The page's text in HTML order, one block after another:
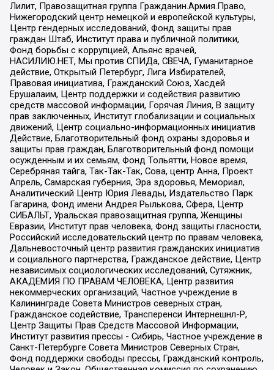
Лилит, Правозащитная группа Гражданин.Армия.Право,
Нижегородский центр немецкой и европейской культуры,
Центр гендерных исследований, Фонд защиты прав
граждан Штаб, Институт права и публичной политики,
Фонд борьбы с коррупцией, Альянс врачей,
НАСИЛИЮ.НЕТ, Мы против СПИДа, СВЕЧА, Гуманитарное
действие, Открытый Петербург, Лига Избирателей,
Правовая инициатива, Гражданский Союз, Хасдей
Ерушалаим, Центр поддержки и содействия развитию
средств массовой информации, Горячая Линия, В защиту
прав заключенных, Институт глобализации и социальных
движений, Центр социально-информационных инициатив
Действие, Благотворительный фонд охраны здоровья и
защиты прав граждан, Благотворительный фонд помощи
осужденным и их семьям, Фонд Тольятти, Новое время,
Серебряная тайга, Так-Так-Так, Сова, центр Анна, Проект
Апрель, Самарская губерния, Эра здоровья, Мемориал,
Аналитический Центр Юрия Левады, Издательство Парк
Гагарина, Фонд имени Андрея Рылькова, Сфера, Центр
СИБАЛЬТ, Уральская правозащитная группа, Женщины
Евразии, Институт прав человека, Фонд защиты гласности,
Российский исследовательский центр по правам человека,
Дальневосточный центр развития гражданских инициатив
и социального партнерства, Гражданское действие, Центр
независимых социологических исследований, Сутяжник,
АКАДЕМИЯ ПО ПРАВАМ ЧЕЛОВЕКА, Центр развития
некоммерческих организаций, Частное учреждение в
Калининграде Совета Министров северных стран,
Гражданское содействие, Трансперенси Интернешнл-Р,
Центр Защиты Прав Средств Массовой Информации,
Институт развития прессы - Сибирь, Частное учреждение в
Санкт-Петербурге Совета Министров Северных Стран,
Фонд поддержки свободы прессы, Гражданский контроль,